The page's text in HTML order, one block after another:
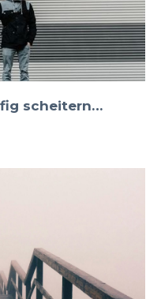
scheitern…